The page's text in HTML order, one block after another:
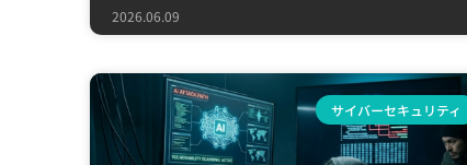
2026.06.09
サイバーセキュリティ